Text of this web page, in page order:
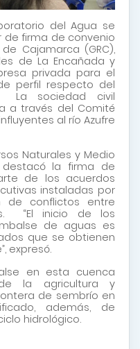
del Agua se
firma de convenio
Cajamarca (GRC),
de La Encañada y
privada para el
perfil respecto del
La sociedad civil
a través del Comité
al río Azufre
Naturales y Medio
destacó la firma de
de los acuerdos
instaladas por
de conflictos entre
“El inicio de los
de aguas es
que se obtienen
expresó.
en esta cuenca
la agricultura y
de sembrío en
además, de
hidrológico.